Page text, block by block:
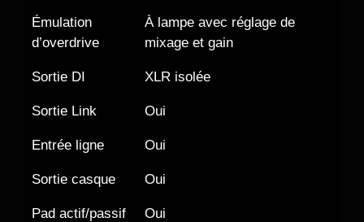
Émulation
d’overdrive
À lampe avec réglage de
mixage et gain
Sortie DI XLR isolée
Sortie Link Oui
Entrée ligne Oui
Sortie casque Oui
Pad actif/passif Oui